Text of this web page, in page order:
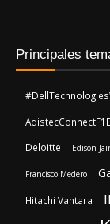
Principales
Deloitte
Edison
Francisco Medero
Hitachi Vantara